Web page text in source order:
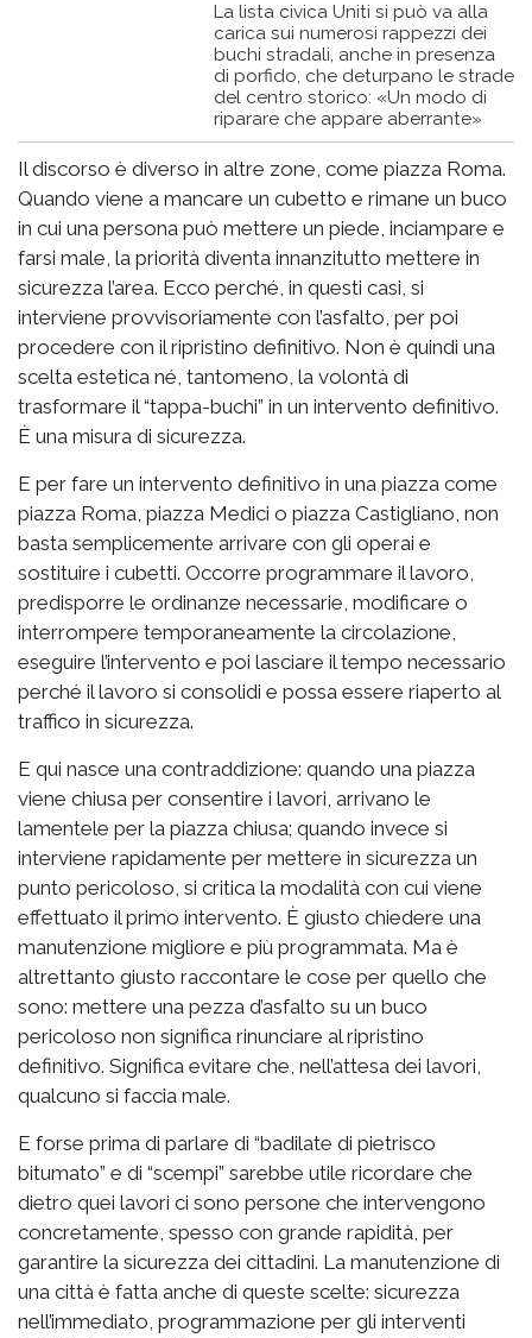
La lista civica Uniti si può va alla
carica sui numerosi rappezzi dei
buchi stradali, anche in presenza
di porfido, che deturpano le strade
del centro storico: «Un modo di
riparare che appare aberrante»
Il discorso è diverso in altre zone, come piazza Roma.
Quando viene a mancare un cubetto e rimane un buco
in cui una persona può mettere un piede, inciampare e
farsi male, la priorità diventa innanzitutto mettere in
sicurezza l’area. Ecco perché, in questi casi, si
interviene provvisoriamente con l’asfalto, per poi
procedere con il ripristino definitivo. Non è quindi una
scelta estetica né, tantomeno, la volontà di
trasformare il “tappa-buchi” in un intervento definitivo.
È una misura di sicurezza.
E per fare un intervento definitivo in una piazza come
piazza Roma, piazza Medici o piazza Castigliano, non
basta semplicemente arrivare con gli operai e
sostituire i cubetti. Occorre programmare il lavoro,
predisporre le ordinanze necessarie, modificare o
interrompere temporaneamente la circolazione,
eseguire l’intervento e poi lasciare il tempo necessario
perché il lavoro si consolidi e possa essere riaperto al
traffico in sicurezza.
E qui nasce una contraddizione: quando una piazza
viene chiusa per consentire i lavori, arrivano le
lamentele per la piazza chiusa; quando invece si
interviene rapidamente per mettere in sicurezza un
punto pericoloso, si critica la modalità con cui viene
effettuato il primo intervento. È giusto chiedere una
manutenzione migliore e più programmata. Ma è
altrettanto giusto raccontare le cose per quello che
sono: mettere una pezza d’asfalto su un buco
pericoloso non significa rinunciare al ripristino
definitivo. Significa evitare che, nell’attesa dei lavori,
qualcuno si faccia male.
E forse prima di parlare di “badilate di pietrisco
bitumato” e di “scempi” sarebbe utile ricordare che
dietro quei lavori ci sono persone che intervengono
concretamente, spesso con grande rapidità, per
garantire la sicurezza dei cittadini. La manutenzione di
una città è fatta anche di queste scelte: sicurezza
nell’immediato, programmazione per gli interventi